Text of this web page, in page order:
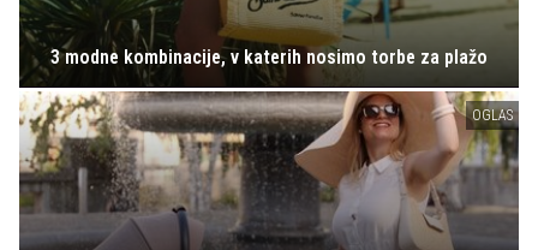
3 modne kombinacije, v katerih nosimo torbe za plažo
OGLAS